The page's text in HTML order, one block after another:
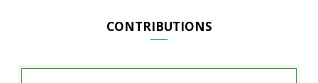
CONTRIBUTIONS